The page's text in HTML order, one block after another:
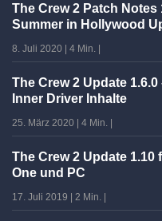
The Crew 2 Patch Notes
Summer in Hollywood
8. Juli 2020 4 Min.
The Crew 2 Update 1.6.0
Inner Driver Inhalte
25. März 2020 4 Min.
The Crew 2 Update 1.10
One und PC
17. Juli 2019 2 Min.